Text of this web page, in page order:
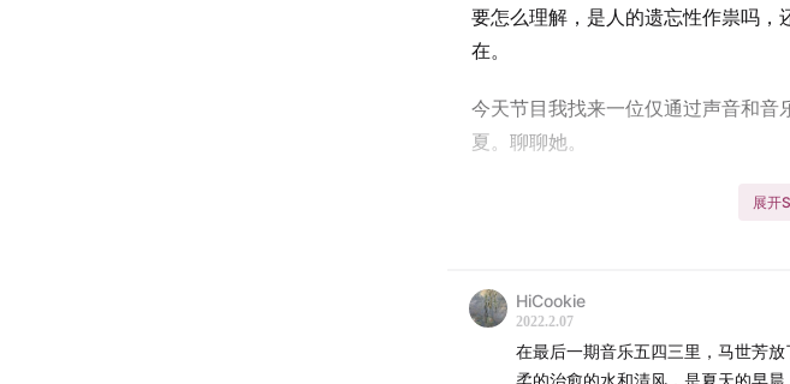
要怎么理解，是人的遗忘性作祟吗
在。
今天节目我找来一位仅通过声音和
夏。聊聊她。
她的音乐很难被定义，情绪性和场
感谢收听。
展开
HiCookie
2022.2.07
在最后一期音乐五四三里，马世芳
柔的治愈的水和清风，是夏天的早晨